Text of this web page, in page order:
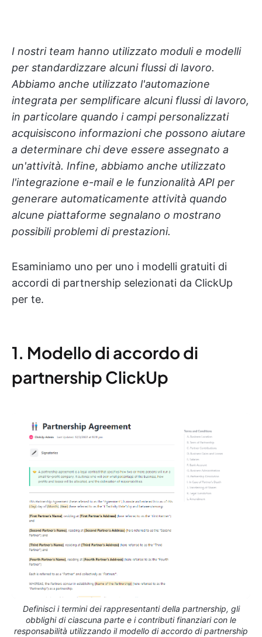
I nostri team hanno utilizzato moduli e modelli
per standardizzare alcuni flussi di lavoro.
Abbiamo anche utilizzato l'automazione
integrata per semplificare alcuni flussi di lavoro,
in particolare quando i campi personalizzati
acquisiscono informazioni che possono aiutare
a determinare chi deve essere assegnato a
un'attività. Infine, abbiamo anche utilizzato
l'integrazione e-mail e le funzionalità API per
generare automaticamente attività quando
alcune piattaforme segnalano o mostrano
possibili problemi di prestazioni.
Esaminiamo uno per uno i modelli gratuiti di
accordi di partnership selezionati da ClickUp
per te.
1. Modello di accordo di
partnership ClickUp
Definisci i termini dei rappresentanti della partnership, gli
obblighi di ciascuna parte e i contributi finanziari con le
responsabilità utilizzando il modello di accordo di partnership